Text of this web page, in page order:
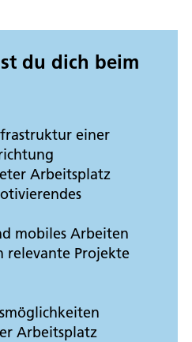
du dich beim
einer
Arbeitsplatz
mobiles Arbeiten
relevante Projekte
Arbeitsplatz